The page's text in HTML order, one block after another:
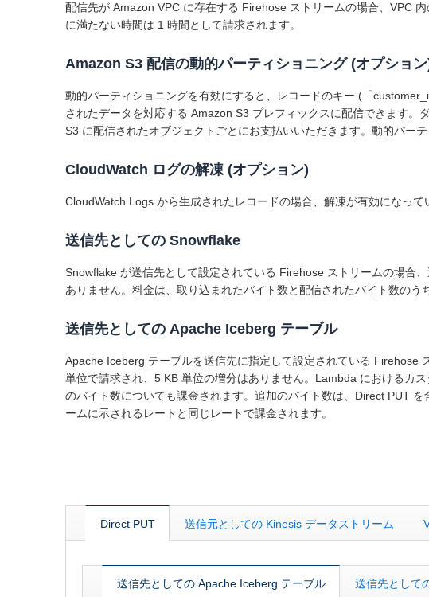
配信先が Amazon VPC に存在する Firehose ストリームの場合、VPC
に満たない時間は 1 時間として請求されます。
Amazon S3 配信の動的パーティショニング (オプショ
動的パーティショニングを有効にすると、レコードのキー (「
されたデータを対応する Amazon S3 プレフィックスに配信できます
S3 に配信されたオブジェクトごとにお支払いいただきます。動的パー
CloudWatch ログの解凍 (オプション)
CloudWatch Logs から生成されたレコードの場合、解凍が有効になっ
送信先としての Snowflake
Snowflake が送信先として設定されている Firehose ストリームの場合
ありません。料金は、取り込まれたバイト数と配信されたバイト数のう
送信先としての Apache Iceberg テーブル
Apache Iceberg テーブルを送信先に指定して設定されている Firehose
単位で請求され、5 KB 単位の増分はありません。Lambda におけるカ
のバイト数についても課金されます。追加のバイト数は、Direct PUT
ームに示されるレートと同じレートで課金されます。
Direct PUT 送信元としての Kinesis データストリーム
送信先としての Apache Iceberg テーブル 送信先として